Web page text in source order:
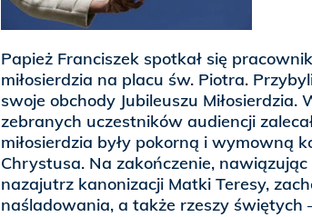
Papież Franciszek spotkał się
miłosierdzia na placu św. Piotra.
swoje obchody Jubileuszu Miłosierdzia.
zebranych uczestników audiencji
miłosierdzia były pokorną i wymowną
Chrystusa. Na zakończenie,
nazajutrz kanonizacji Matki Teresy,
naśladowania, a także rzeszy świętych